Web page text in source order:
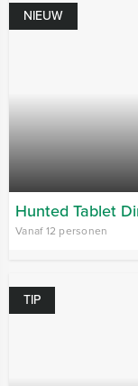
NIEUW
Hunted Tablet
Vanaf 12 personen
TIP